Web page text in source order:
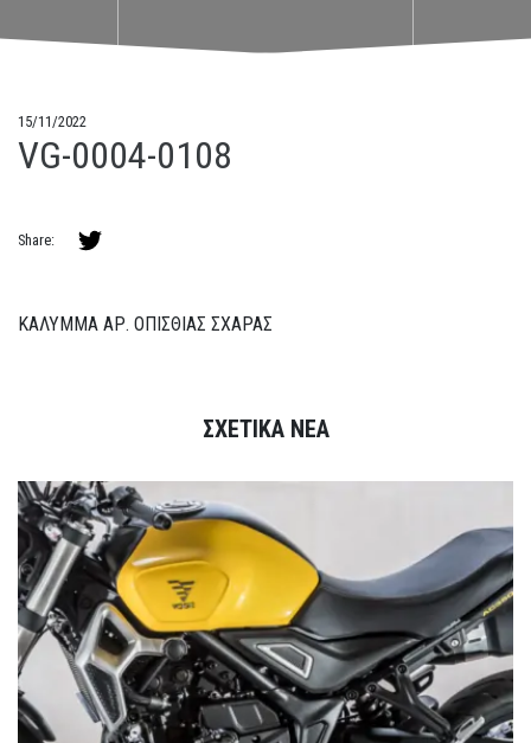
15/11/2022
VG-0004-0108
Share:
ΚΑΛΥΜΜΑ ΑΡ. ΟΠΙΣΘΙΑΣ ΣΧΑΡΑΣ
ΣΧΕΤΙΚΑ ΝΕΑ